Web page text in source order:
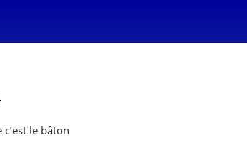
le bâton